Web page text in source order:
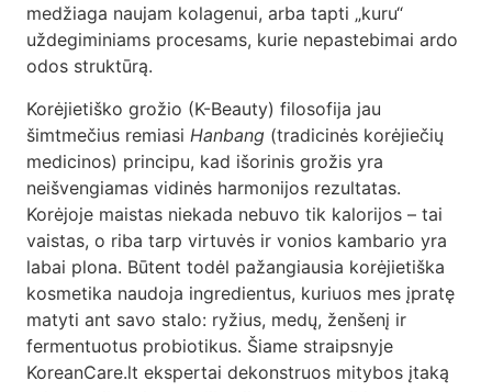
medžiaga naujam kolagenui, arba tapti „kuru“
uždegiminiams procesams, kurie nepastebimai ardo
odos struktūrą.
Korėjietiško grožio (K-Beauty) filosofija jau
šimtmečius remiasi Hanbang (tradicinės korėjiečių
medicinos) principu, kad išorinis grožis yra
neišvengiamas vidinės harmonijos rezultatas.
Korėjoje maistas niekada nebuvo tik kalorijos – tai
vaistas, o riba tarp virtuvės ir vonios kambario yra
labai plona. Būtent todėl pažangiausia korėjietiška
kosmetika naudoja ingredientus, kuriuos mes įpratę
matyti ant savo stalo: ryžius, medų, ženšenį ir
fermentuotus probiotikus. Šiame straipsnyje
KoreanCare.lt ekspertai dekonstruos mitybos įtaką